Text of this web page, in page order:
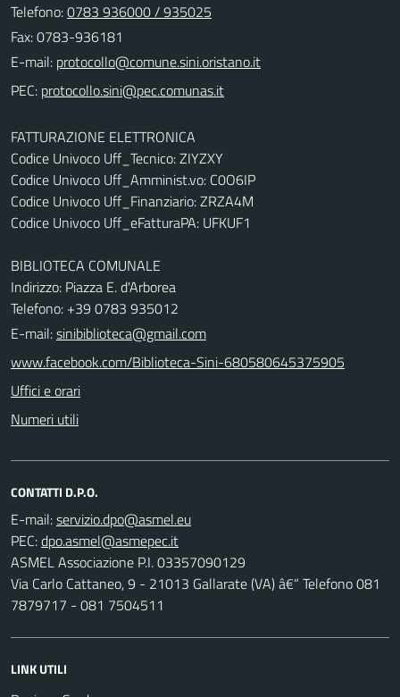
Telefono:0783 936000 / 935025
Fax: 0783-936181
E-mail:
PEC:
FATTURAZIONE ELETTRONICA
Codice Univoco Uff_Tecnico: ZIYZXY
Codice Univoco Uff_Amminist.vo: C0O6IP
Codice Univoco Uff_Finanziario: ZRZA4M
Codice Univoco Uff_eFatturaPA: UFKUF1
BIBLIOTECA COMUNALE
Indirizzo: Piazza E. d'Arborea
Telefono: +39 0783 935012
E-mail:sinibiblioteca@gmail.com
www.facebook.com/Biblioteca-Sini-680580645375905
Uffici e orari
Numeri utili
CONTATTI D.P.O.
E-mail:
PEC:
ASMEL Associazione P.I. 03357090129
Via Carlo Cattaneo, 9 - 21013 Gallarate (VA) â€“ Telefono 081
7879717 - 081 7504511
LINK UTILI